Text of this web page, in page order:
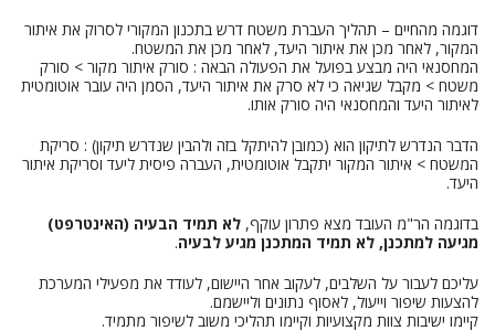
דוגמה מהחיים – תהליך העברת משטח דרש בתכנון המקורי לסרוק את איתור
המקור, לאחר מכן את איתור היעד, לאחר מכן את המשטח.
המחסנאי היה מבצע בפועל את הפעולה הבאה : סורק איתור מקור > סורק
משטח > מקבל שגיאה כי לא סרק את איתור היעד, הסמן היה עובר אוטומטית
לאיתור היעד והמחסנאי היה סורק אותו.
הדבר הנדרש לתיקון הוא (כמובן להיתקל בזה ולהבין שנדרש תיקון) : סריקת
המשטח > איתור המקור יתקבל אוטומטית, העברה פיסית ליעד וסריקת איתור
היעד.
בדוגמה הר"מ העובד מצא פתרון עוקף, לא תמיד הבעיה (האינטרפט)
מגיעה למתכנן, לא תמיד המתכנן מגיע לבעיה.
עליכם לעבור על השלבים, לעקוב אחר היישום, לעודד את מפעילי המערכת
להצעות שיפור וייעול, לאסוף נתונים וליישמם.
קיימו ישיבות צוות מקצועיות וקיימו תהליכי משוב לשיפור מתמיד.